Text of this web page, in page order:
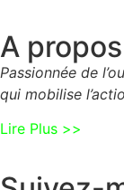
A
Passionnée de
qui mobilise
Lire Plus >>